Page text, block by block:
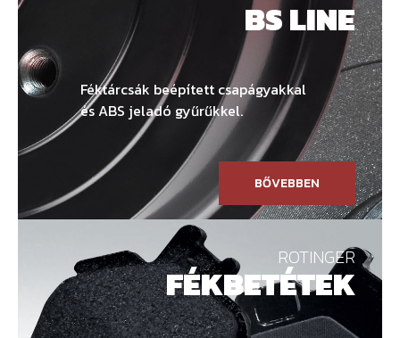
BS LINE
Féktárcsák beépített csapágyakkal
és ABS jeladó gyűrűkkel.
BŐVEBBEN
ROTINGER
FÉKBETÉTEK